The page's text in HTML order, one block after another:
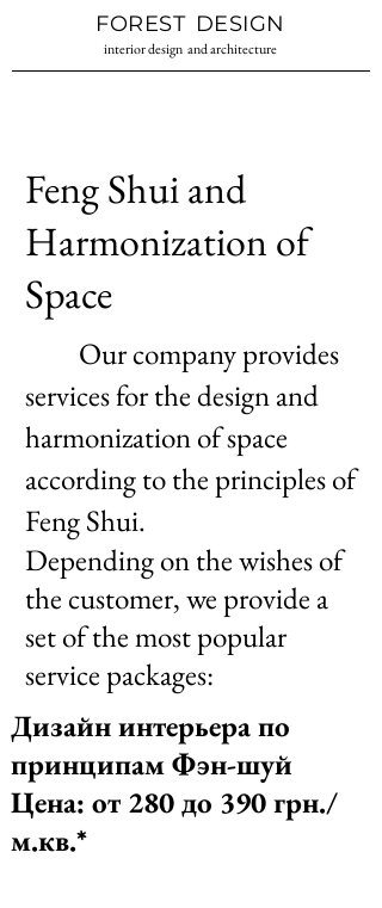
FOREST DESIGN
interior design and architecture
Feng Shui and
Harmonization of
Space
Our company provides
services for the design and
harmonization of space
according to the principles of
Feng Shui.
Depending on the wishes of
the customer, we provide a
set of the most popular
service packages:
Дизайн интерьера по
принципам Фэн-шуй
Цена: от 280 до 390 грн./
м.кв.*